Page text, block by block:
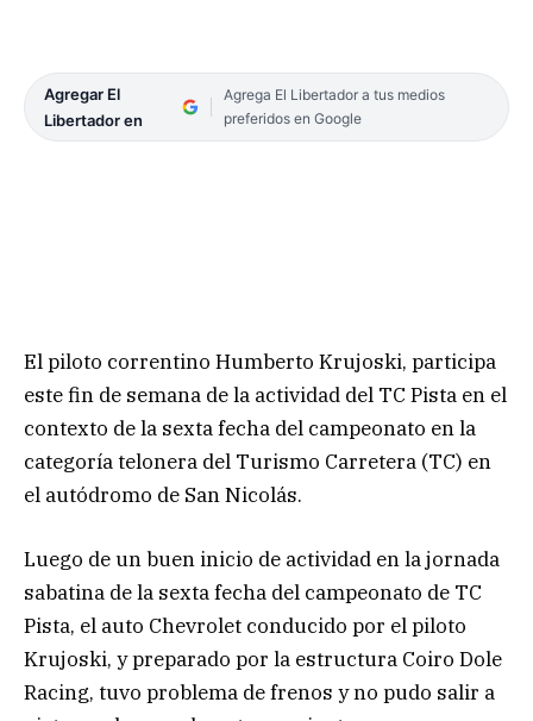
Agregar El
Libertador en
Agrega El Libertador a tus medios
preferidos en Google
El piloto correntino Humberto Krujoski, participa
este fin de semana de la actividad del TC Pista en el
contexto de la sexta fecha del campeonato en la
categoría telonera del Turismo Carretera (TC) en
el autódromo de San Nicolás.
Luego de un buen inicio de actividad en la jornada
sabatina de la sexta fecha del campeonato de TC
Pista, el auto Chevrolet conducido por el piloto
Krujoski, y preparado por la estructura Coiro Dole
Racing, tuvo problema de frenos y no pudo salir a